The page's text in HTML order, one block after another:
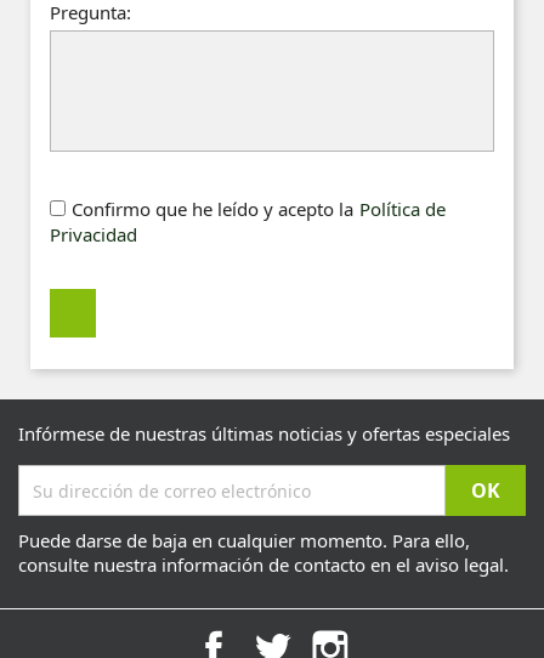
Pregunta:
Confirmo que he leído y acepto la Política de
Privacidad
Infórmese de nuestras últimas noticias y ofertas especiales
Puede darse de baja en cualquier momento. Para ello,
consulte nuestra información de contacto en el aviso legal.
FacebookTwitter